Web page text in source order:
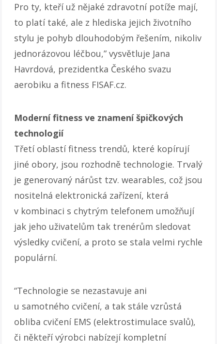
Pro ty, kteří už nějaké zdravotní potíže mají,
to platí také, ale z hlediska jejich životního
stylu je pohyb dlouhodobým řešením, nikoliv
jednorázovou léčbou,” vysvětluje Jana
Havrdová, prezidentka Českého svazu
aerobiku a fitness FISAF.cz.
Moderní fitness ve znamení špičkových
technologií
Třetí oblastí fitness trendů, které kopírují
jiné obory, jsou rozhodně technologie. Trvalý
je generovaný nárůst tzv. wearables, což jsou
nositelná elektronická zařízení, která
v kombinaci s chytrým telefonem umožňují
jak jeho uživatelům tak trenérům sledovat
výsledky cvičení, a proto se stala velmi rychle
populární.
“Technologie se nezastavuje ani
u samotného cvičení, a tak stále vzrůstá
obliba cvičení EMS (elektrostimulace svalů),
či někteří výrobci nabízejí kompletní